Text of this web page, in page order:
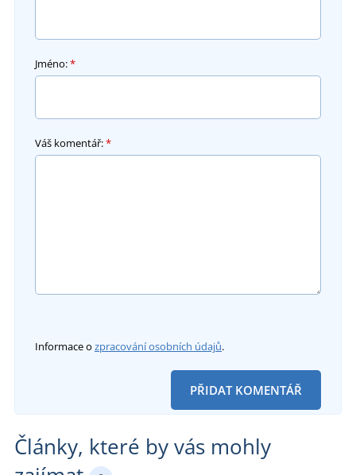
Jméno:*
Váš komentář:*
Informace o zpracování osobních údajů.
PŘIDAT KOMENTÁŘ
Články, které by vás mohly